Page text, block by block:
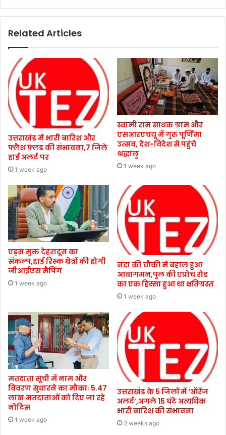
Related Articles
उत्तराखंड में भारी बारिश और
फ्लैश फ्लड की संभावना,7 जिले
हाई अलर्ट पर
1 week ago
स्वामी राम साधक ग्राम और
एसआरएचयू में गुरु पूर्णिमा
उत्सव, देश-विदेश से पहुंचे
श्रद्धालु
1 week ago
एड्स मुक्त देहरादून का
संकल्प,हाई रिस्क क्षेत्रों की होगी
जीआईएस मैपिंग
1 week ago
नंदा की चौकी में बहाल हुआ
आवागमन,पुल की एप्रोच रोड
का एक हिस्सा हुआ था क्षतिग्रस्त
1 week ago
मतदाता सूची में नाम और
विवरण सुधारने का मौकाः 5.47
लाख मतदाताओं को दिए जा रहे
नोटिस
1 week ago
उत्तराखंड के 5 जिलों में ‘ऑरेंज
अलर्ट’,अगले 15 घंटे अत्यधिक
भारी बारिश की संभावना
2 weeks ago